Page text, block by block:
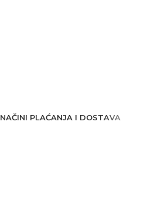
NAČINI PLAĆANJA I DOSTAVA